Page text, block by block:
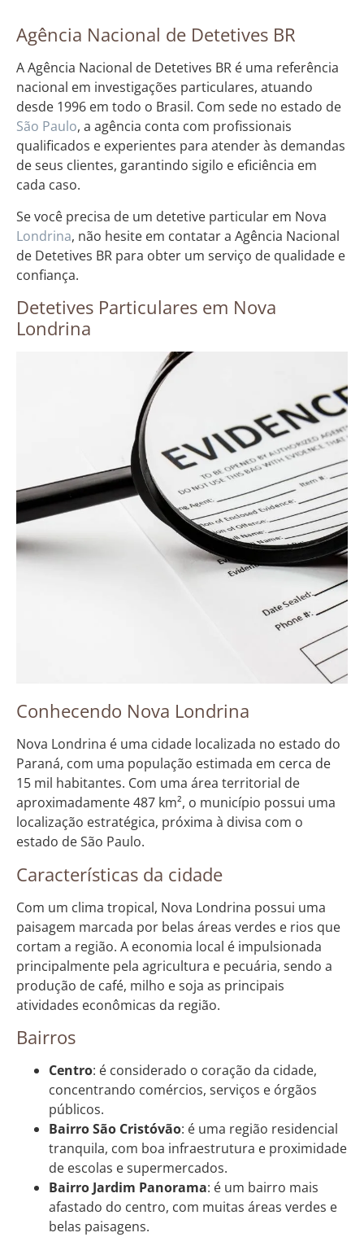
Agência Nacional de Detetives BR
A Agência Nacional de Detetives BR é uma referência
nacional em investigações particulares, atuando
desde 1996 em todo o Brasil. Com sede no estado de
São Paulo, a agência conta com profissionais
qualificados e experientes para atender às demandas
de seus clientes, garantindo sigilo e eficiência em
cada caso.
Se você precisa de um detetive particular em Nova
Londrina, não hesite em contatar a Agência Nacional
de Detetives BR para obter um serviço de qualidade e
confiança.
Detetives Particulares em Nova
Londrina
Conhecendo Nova Londrina
Nova Londrina é uma cidade localizada no estado do
Paraná, com uma população estimada em cerca de
15 mil habitantes. Com uma área territorial de
aproximadamente 487 km², o município possui uma
localização estratégica, próxima à divisa com o
estado de São Paulo.
Características da cidade
Com um clima tropical, Nova Londrina possui uma
paisagem marcada por belas áreas verdes e rios que
cortam a região. A economia local é impulsionada
principalmente pela agricultura e pecuária, sendo a
produção de café, milho e soja as principais
atividades econômicas da região.
Bairros
Centro: é considerado o coração da cidade,
concentrando comércios, serviços e órgãos
públicos.
Bairro São Cristóvão: é uma região residencial
tranquila, com boa infraestrutura e proximidade
de escolas e supermercados.
Bairro Jardim Panorama: é um bairro mais
afastado do centro, com muitas áreas verdes e
belas paisagens.